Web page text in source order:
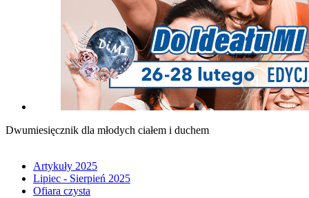
Dwumiesięcznik dla młodych ciałem i duchem
Artykuły 2025
Lipiec - Sierpień 2025
Ofiara czysta